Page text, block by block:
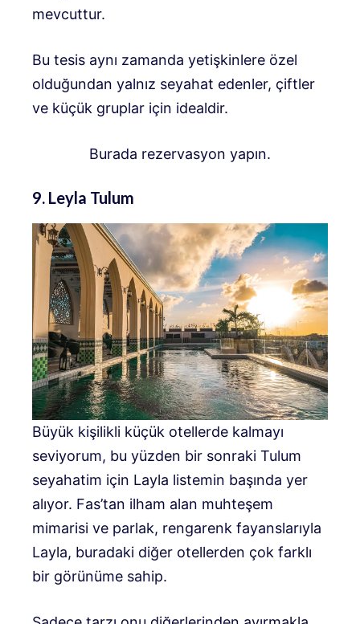
mevcuttur.
Bu tesis aynı zamanda yetişkinlere özel
olduğundan yalnız seyahat edenler, çiftler
ve küçük gruplar için idealdir.
Burada rezervasyon yapın.
9. Leyla Tulum
Büyük kişilikli küçük otellerde kalmayı
seviyorum, bu yüzden bir sonraki Tulum
seyahatim için Layla listemin başında yer
alıyor. Fas’tan ilham alan muhteşem
mimarisi ve parlak, rengarenk fayanslarıyla
Layla, buradaki diğer otellerden çok farklı
bir görünüme sahip.